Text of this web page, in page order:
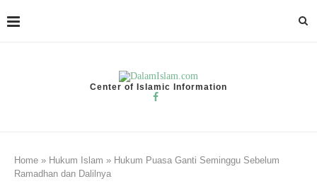
Center of Islamic Information
Home » Hukum Islam » Hukum Puasa Ganti Seminggu Sebelum
Ramadhan dan Dalilnya